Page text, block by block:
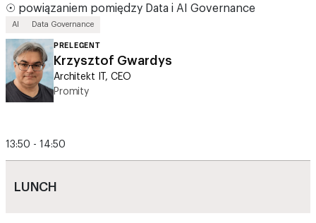
☉ powiązaniem pomiędzy Data i AI Governance
AI Data Governance
PRELEGENT
Krzysztof Gwardys
Architekt IT, CEO
Promity
13:50 - 14:50
LUNCH